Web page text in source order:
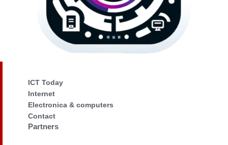
ICT Today
Internet
Electronica & computers
Contact
Partners